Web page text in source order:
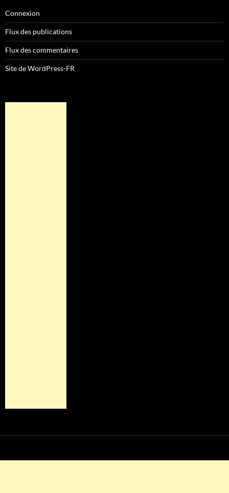
Connexion
Flux des publications
Flux des commentaires
Site de WordPress-FR